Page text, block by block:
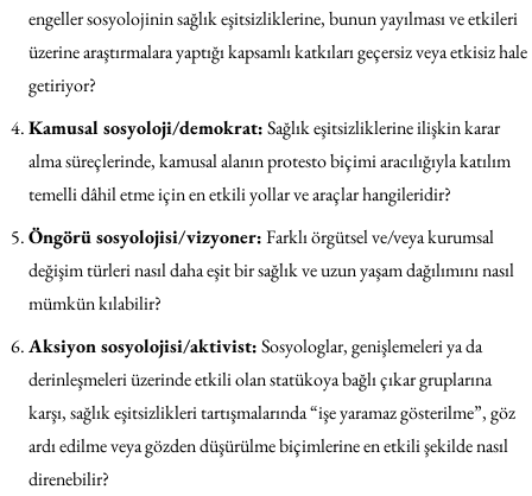
engeller sosyolojinin sağlık eşitsizliklerine, bunun yayılması ve etkileri
üzerine araştırmalara yaptığı kapsamlı katkıları geçersiz veya etkisiz hale
getiriyor?
Kamusal sosyoloji/demokrat:Sağlık eşitsizliklerine ilişkin karar
alma süreçlerinde, kamusal alanın protesto biçimi aracılığıyla katılım
temelli dâhil etme için en etkili yollar ve araçlar hangileridir?
Öngörü sosyolojisi/vizyoner:Farklı örgütsel ve/veya kurumsal
değişim türleri nasıl daha eşit bir sağlık ve uzun yaşam dağılımını nasıl
mümkün kılabilir?
Aksiyon sosyolojisi/aktivist:Sosyologlar, genişlemeleri ya da
derinleşmeleri üzerinde etkili olan statükoya bağlı çıkar gruplarına
karşı, sağlık eşitsizlikleri tartışmalarında “işe yaramaz gösterilme”, göz
ardı edilme veya gözden düşürülme biçimlerine en etkili şekilde nasıl
direnebilir?